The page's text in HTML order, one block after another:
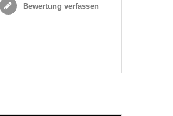
Bewertung verfassen